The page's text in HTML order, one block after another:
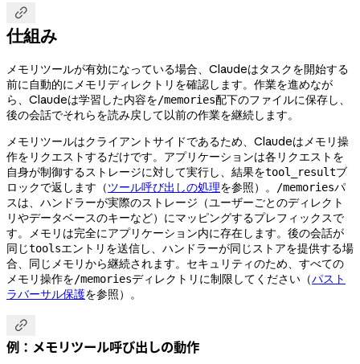

仕組み
メモリツールが有効になっている場合、Claudeはタスクを開始する
前に自動的にメモリディレクトリを確認します。作業を進めなが
ら、Claudeは学習した内容を/memories配下のファイルに保存し、
後の会話でそれらを読み戻して以前の作業を継続します。
メモリツールはクライアントサイドであるため、Claudeはメモリ操
作をリクエストするだけです。アプリケーションは各リクエストを
自身が制御するストレージに対して実行し、結果をtool_resultブ
ロックで返します（ツール呼び出しの処理を参照）。 /memoriesパ
スは、ハンドラーが実際のストレージ（ユーザーごとのディレクト
リやデータベースのキーなど）にマッピングするプレフィックスで
す。メモリは完全にアプリケーション内に存在します。後の会話が
同じtoolsエントリを送信し、ハンドラーが同じストアを提供する場
合、同じメモリから継続されます。セキュリティのため、すべての
メモリ操作を/memoriesディレクトリに制限してください（パスト
ラバーサル保護を参照）。

例：メモリツール呼び出しの動作